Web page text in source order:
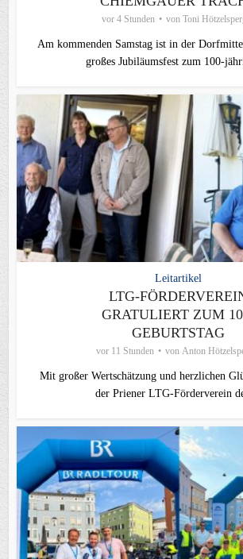
vor 4 Stunden von Toni
Am kommenden Samstag ist in der
großes Jubiläumsfest zum 100-
Leitartikel
LTG-
GRATULIERT ZUM
GEBURTSTAG
vor 11 Stunden von Anton
Mit großer Wertschätzung und herzlichen
der Priener LTG‑Förderverein